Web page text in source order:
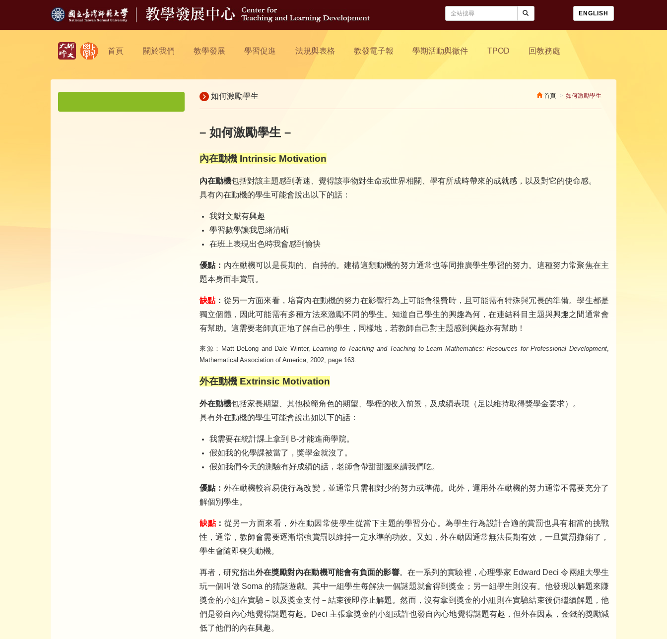
ENGLISH
首頁 關於我們 教學發展 學習促進 法規與表格 教發電子報 學期活動與徵件 TPOD 回教務處
如何激勵學生 首頁 如何激勵學生
– 如何激勵學生 –
內在動機 Intrinsic Motivation
內在動機包括對該主題感到著迷、覺得該事物對生命或世界相關、學有所成時帶來的成就感，以及對它的使命感。
具有內在動機的學生可能會說出以下的話：
我對文獻有興趣
學習數學讓我思緒清晰
在班上表現出色時我會感到愉快
優點： 內在動機可以是長期的、自持的。建構這類動機的努力通常也等同推廣學生學習的努力。這種努力常聚焦在主
題本身而非賞罰。
缺點： 從另一方面來看，培育內在動機的努力在影響行為上可能會很費時，且可能需有特殊與冗長的準備。學生都是
獨立個體，因此可能需有多種方法來激勵不同的學生。知道自己學生的興趣為何，在連結科目主題與興趣之間通常會
有幫助。這需要老師真正地了解自己的學生，同樣地，若教師自己對主題感到興趣亦有幫助！
來源：Matt DeLong and Dale Winter,Learning to Teaching and Teaching to Learn Mathematics: Resources for Professional Development,
Mathematical Association of America, 2002, page 163.
外在動機 Extrinsic Motivation
外在動機包括家長期望、其他模範角色的期望、學程的收入前景，及成績表現（足以維持取得獎學金要求）。
具有外在動機的學生可能會說出如以下的話：
我需要在統計課上拿到 B-才能進商學院。
假如我的化學課被當了，獎學金就沒了。
假如我們今天的測驗有好成績的話，老師會帶甜甜圈來請我們吃。
優點： 外在動機較容易使行為改變，並通常只需相對少的努力或準備。此外，運用外在動機的努力通常不需要充分了
解個別學生。
缺點： 從另一方面來看，外在動因常使學生從當下主題的學習分心。為學生行為設計合適的賞罰也具有相當的挑戰
性，通常，教師會需要逐漸增強賞罰以維持一定水準的功效。又如，外在動因通常無法長期有效，一旦賞罰撤銷了，
學生會隨即喪失動機。
再者，研究指出外在獎勵對內在動機可能會有負面的影響。在一系列的實驗裡，心理學家 Edward Deci 令兩組大學生
玩一個叫做 Soma 的猜謎遊戲。其中一組學生每解決一個謎題就會得到獎金；另一組學生則沒有。他發現以解題來賺
獎金的小組在實驗－以及獎金支付－結束後即停止解題。然而，沒有拿到獎金的小組則在實驗結束後仍繼續解題，他
們是發自內心地覺得謎題有趣。Deci 主張拿獎金的小組或許也發自內心地覺得謎題有趣，但外在因素，金錢的獎勵減
低了他們的內在興趣。